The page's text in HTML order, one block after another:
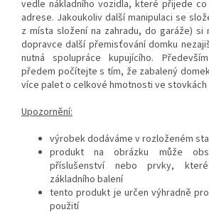
vedle nákladního vozidla, které přijede
adrese. Jakoukoliv další manipulaci se
z místa složení na zahradu, do garáže) si
dopravce další přemisťování domku
nutná spolupráce kupujícího.
předem počítejte s tím, že zabalený
více palet o celkové hmotnosti ve stovkách
Upozornění:
výrobek dodáváme v rozloženém
produkt na obrázku může
příslušenství nebo prvky,
základního balení
tento produkt je určen výhradně
použití